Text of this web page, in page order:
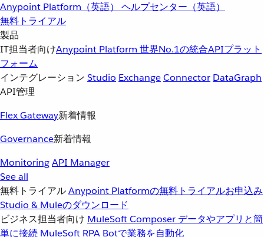
Anypoint Platform（英語） ヘルプセンター（英語）
無料トライアル
製品
IT担当者向けAnypoint Platform 世界No.1の統合APIプラット
フォーム
インテグレーション Studio ExchangeConnector DataGraph
API管理
Flex Gateway新着情報
Governance新着情報
MonitoringAPI Manager
See all
無料トライアルAnypoint Platformの無料トライアルお申込み
Studio & Muleのダウンロード
ビジネス担当者向け MuleSoft Composer データやアプリと簡
単に接続 MuleSoft RPA Botで業務を自動化